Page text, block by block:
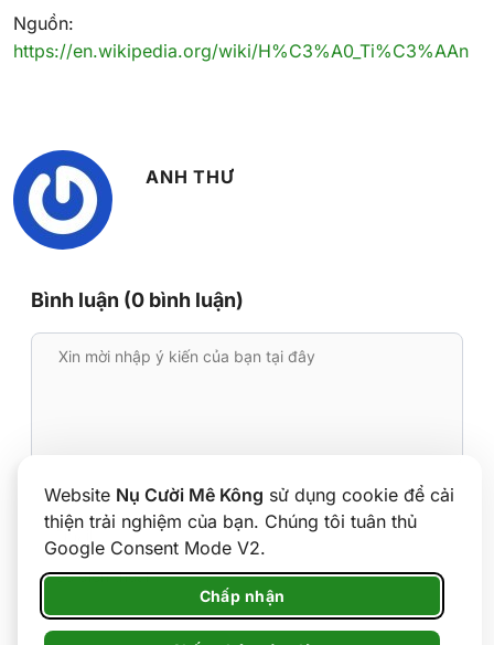
Website Nụ Cười Mê Kông sử dụng cookie để cải
thiện trải nghiệm của bạn. Chúng tôi tuân thủ
Google Consent Mode V2.
Chấp nhận
Nguồn:
https://en.wikipedia.org/wiki/H%C3%A0_Ti%C3%AAn
ANH THƯ
Bình luận (0 bình luận)